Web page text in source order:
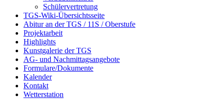
Schülervertretung
TGS-Wiki-Übersichtsseite
Abitur an der TGS / 11S / Oberstufe
Projektarbeit
Highlights
Kunstgalerie der TGS
AG- und Nachmittagsangebote
Formulare/Dokumente
Kalender
Kontakt
Wetterstation